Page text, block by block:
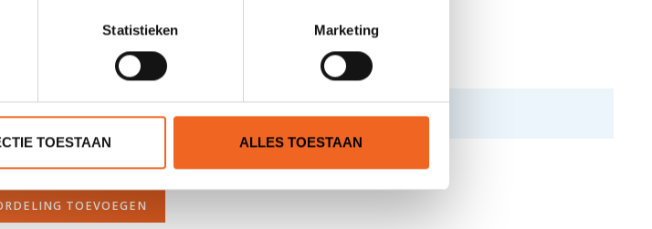
Statistieken Marketing
TOESTAAN ALLES TOESTAAN
van 0 beoordelingen
TOEVOEGEN